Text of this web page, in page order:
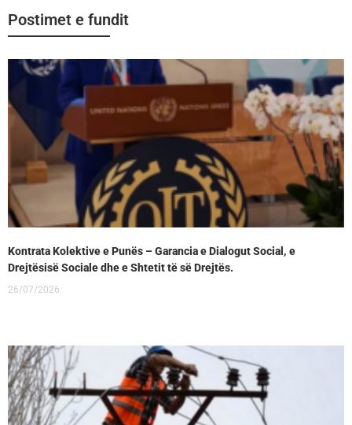
Postimet e fundit
Kontrata Kolektive e Punës – Garancia e Dialogut Social, e
Drejtësisë Sociale dhe e Shtetit të së Drejtës.
26/07/2026